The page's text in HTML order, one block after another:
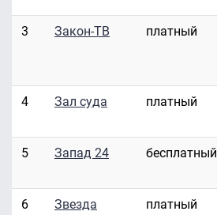
3 Закон-ТВ платный
4 Зал суда платный
5 Запад 24 бесплатный
6
Звезда
платный